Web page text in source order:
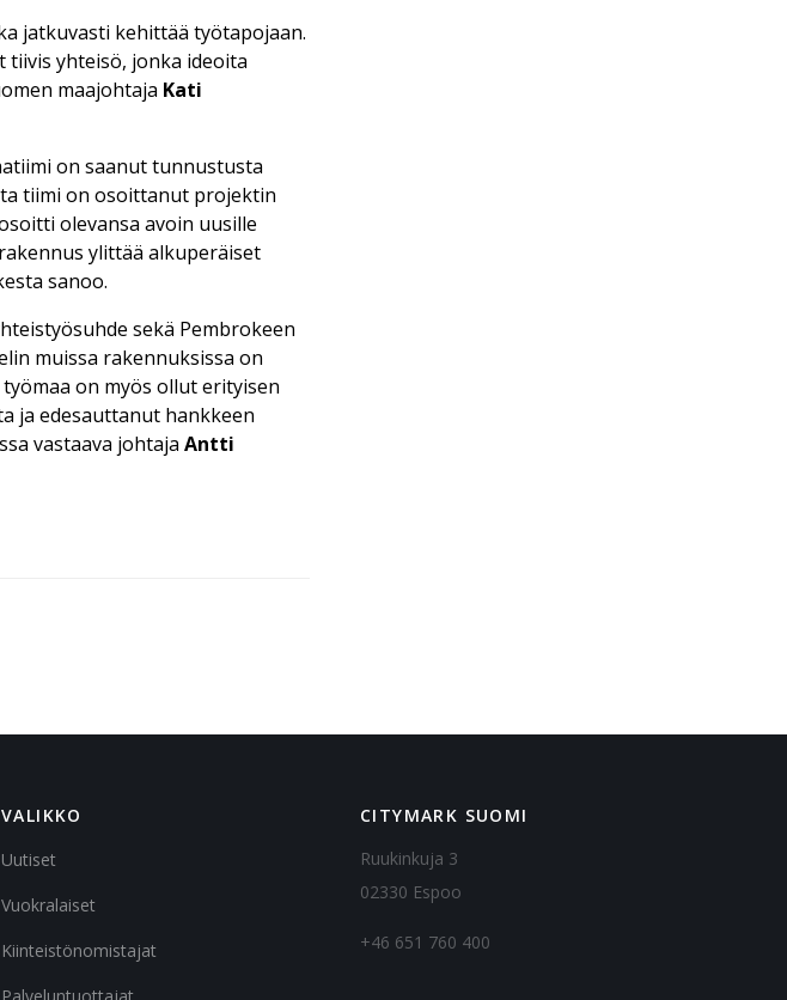
jatkuvasti kehittää työtapojaan.
yhteisö, jonka ideoita
maajohtaja Kati
on saanut tunnustusta
tiimi on osoittanut projektin
olevansa avoin uusille
ylittää alkuperäiset
sanoo.
sekä Pembrokeen
muissa rakennuksissa on
on myös ollut erityisen
ja edesauttanut hankkeen
vastaava johtaja Antti
VALIKKO
Uutiset
Vuokralaiset
Kiinteistönomistajat
CITYMARK SUOMI
Ruukinkuja 3
02330 Espoo
+46 651 760 400